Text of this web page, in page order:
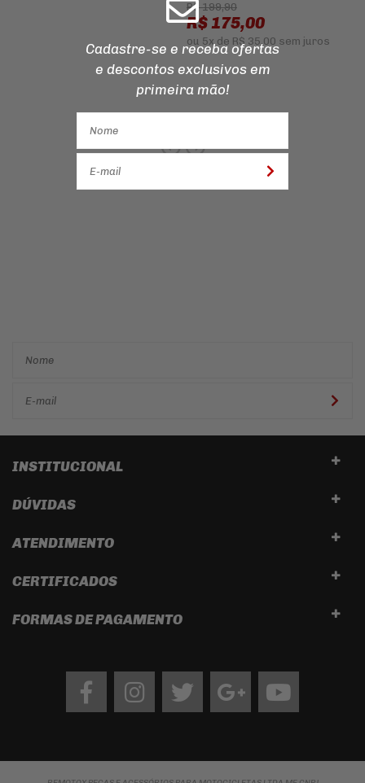
R$ 199,90
R$ 175,00
ou 5xde R$ 35,00 sem juros
INSTITUCIONAL
DÚVIDAS
ATENDIMENTO
CERTIFICADOS
FORMAS DE PAGAMENTO
FacebookInstagram twitter googleYoutube
Cadastre-se e receba ofertas
e descontos exclusivos em
primeira mão!